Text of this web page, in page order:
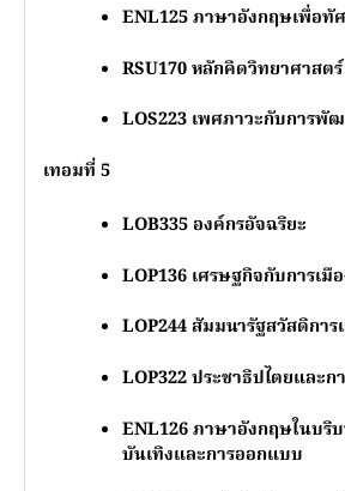
ENL125ภาษาอังกฤษเพื่อทั
RSU170หลักคิดวิทยาศาสตร์
LOS223 เพศภาวะกับการพั
เทอมที่ 5
LOB335 องค์กรอัจฉริยะ
LOP136 เศรษฐกิจกับการเมื
LOP244สัมมนารัฐสวัสดิกา
LOP322ประชาธิปไตยและก
ENL126ภาษาอังกฤษในบริ
บันเทิงและการออกแบบ